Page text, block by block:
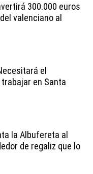
300.000 euros
valenciano al
el
en Santa
la Albufereta al
de regaliz que lo